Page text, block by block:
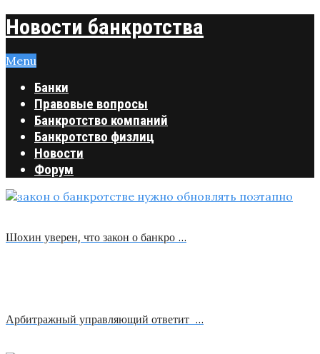
Новости банкротства
Menu
Банки
Правовые вопросы
Банкротство компаний
Банкротство физлиц
Новости
Форум
Шохин уверен, что закон о банкро …
Арбитражный управляющий ответит …